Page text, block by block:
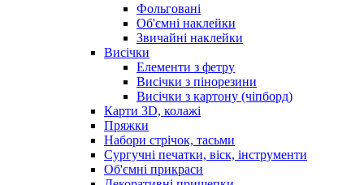
Фольговані
Об'ємні наклейки
Звичайні наклейки
Висічки
Елементи з фетру
Висічки з пінорезини
Висічки з картону (чіпборд)
Карти 3D, колажі
Пряжки
Набори стрічок, тасьми
Сургучні печатки, віск, інструменти
Об'ємні прикраси